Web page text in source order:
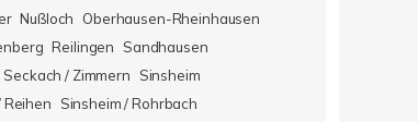
Nußloch
Oberhausen-Rheinhausen
Reilingen
Sandhausen
Seckach / Zimmern
Sinsheim
Reihen
Sinsheim / Rohrbach